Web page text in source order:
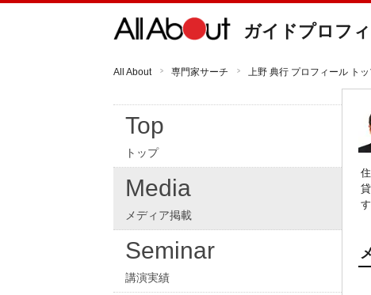
ガイドプロフ
All About 専門家サーチ 上野 典行 プロフィール ト
Top
トップ
Media
メディア掲載
Seminar
講演実績
す